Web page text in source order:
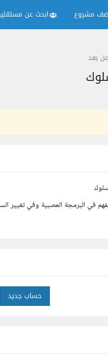
مشروع ابحث عن
بعد
البرمجة العصبية وفي تغيير
حساب جديد